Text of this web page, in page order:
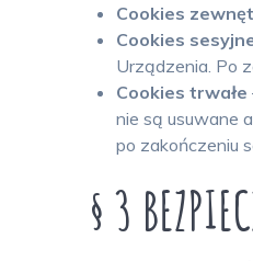
Cookies
Cookies
Urządzenia. Po
Cookies trwałe
nie są usuwane
po zakończeniu
§ 3